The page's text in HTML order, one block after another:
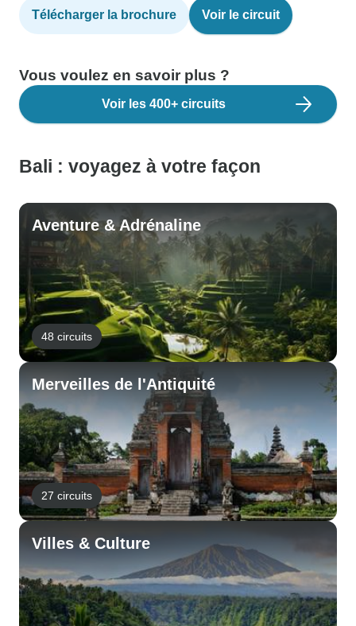
Télécharger la brochure Voir le circuit
Vous voulez en savoir plus ?
Voir les 400+ circuits
Bali : voyagez à votre façon
Aventure & Adrénaline
48 circuits
Merveilles de l'Antiquité
27 circuits
Villes & Culture